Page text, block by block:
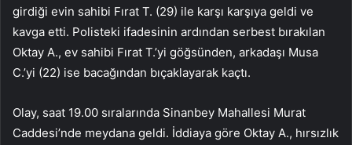
girdiği evin sahibi Fırat T. (29) ile karşı karşıya geldi ve
kavga etti. Polisteki ifadesinin ardından serbest bırakılan
Oktay A., ev sahibi Fırat T.’yi göğsünden, arkadaşı Musa
C.’yi (22) ise bacağından bıçaklayarak kaçtı.
Olay, saat 19.00 sıralarında Sinanbey Mahallesi Murat
Caddesi’nde meydana geldi. İddiaya göre Oktay A., hırsızlık